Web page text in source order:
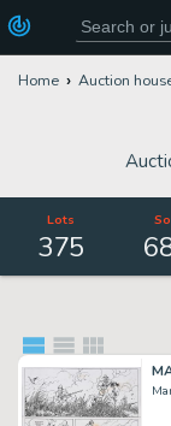
Home Auction
Lots
375